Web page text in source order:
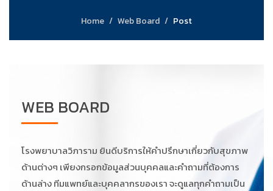
Home Web Board Post
WEB BOARD
โรงพยาบาลวิภาราม ยินดีบริการให้คำปรึกษาเกี่ยวกับสุขภาพ
ด้านต่างๆ เพียงกรอกข้อมูลส่วนบุคคลและคำถามที่ต้องการ
ด้านล่าง ทีมแพทย์และบุคคลากรของเรา จะดูแลทุกคำถามเป็น